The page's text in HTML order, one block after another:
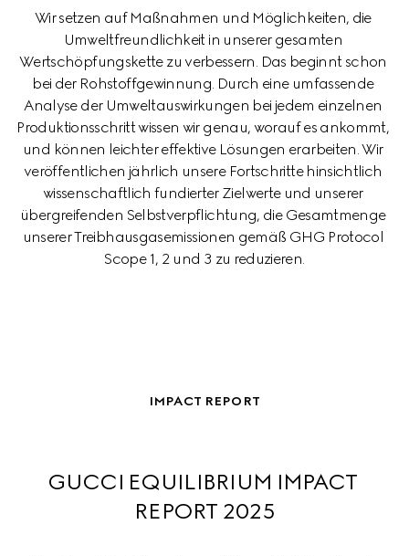
Wir setzen auf Maßnahmen und Möglichkeiten, die
Umweltfreundlichkeit in unserer gesamten
Wertschöpfungskette zu verbessern. Das beginnt schon
bei der Rohstoffgewinnung. Durch eine umfassende
Analyse der Umweltauswirkungen bei jedem einzelnen
Produktionsschritt wissen wir genau, worauf es ankommt,
und können leichter effektive Lösungen erarbeiten. Wir
veröffentlichen jährlich unsere Fortschritte hinsichtlich
wissenschaftlich fundierter Zielwerte und unserer
übergreifenden Selbstverpflichtung, die Gesamtmenge
unserer Treibhausgasemissionen gemäß GHG Protocol
Scope 1, 2 und 3 zu reduzieren.
IMPACT REPORT
GUCCI EQUILIBRIUM IMPACT
REPORT 2025